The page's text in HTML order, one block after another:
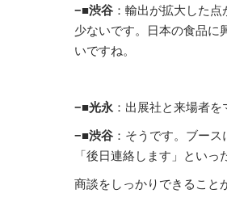
−■渋谷 ：輸出が拡大した
少ないです。日本の食品に
いですね。
−■光永 ：出展社と来場者
−■渋谷 ：そうです。ブー
「後日連絡します」とい
商談をしっかりできること